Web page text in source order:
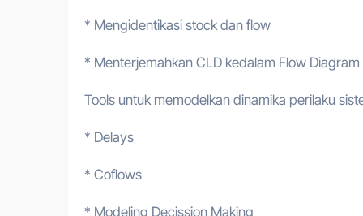
* Mengidentikasi stock dan flow
* Menterjemahkan CLD kedalam Flow Diagram
Tools untuk memodelkan dinamika perilaku
* Delays
* Coflows
* Modeling Decission Making